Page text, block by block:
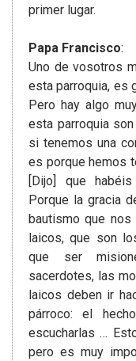
primer lugar.
Papa Francisco:
Uno de vosotros
esta parroquia, es
Pero hay algo
esta parroquia
si tenemos una
es porque hemos
[Dijo] que
Porque la gracia
bautismo que
laicos, que son
que ser
sacerdotes, las
laicos deben ir
párroco: el
escucharlas …
pero es muy